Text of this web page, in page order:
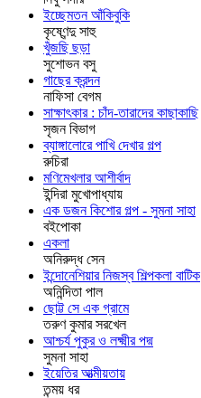
ইচ্ছেমতন আঁকিবুকি
কৃষ্ণেন্দু সাহু
খুঁজছি ছড়া
সুশোভন বসু
গাছের ক্রন্দন
নাফিসা বেগম
সাক্ষাৎকার : চাঁদ-তারাদের কাছাকাছি
সৃজন বিভাগ
ব্যাঙ্গালোরে পাখি দেখার গল্প
রুচিরা
মণিমেখলার আশীর্বাদ
ইন্দিরা মুখোপাধ্যায়
এক ডজন কিশোর গল্প - সুমনা সাহা
বইপোকা
একলা
অনিরুদ্ধ সেন
ইন্দোনেশিয়ার নিজস্ব শিল্পকলা বাটিক
অনিন্দিতা পাল
ছোট্ট সে এক গ্রামে
তরুণ কুমার সরখেল
আশ্চর্য পুকুর ও লক্ষ্মীর পদ্ম
সুমনা সাহা
ইয়েতির আত্মীয়তায়
তন্ময় ধর